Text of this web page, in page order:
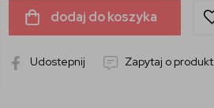
dodaj do koszyka
Udostepnij Zapytaj o produkt